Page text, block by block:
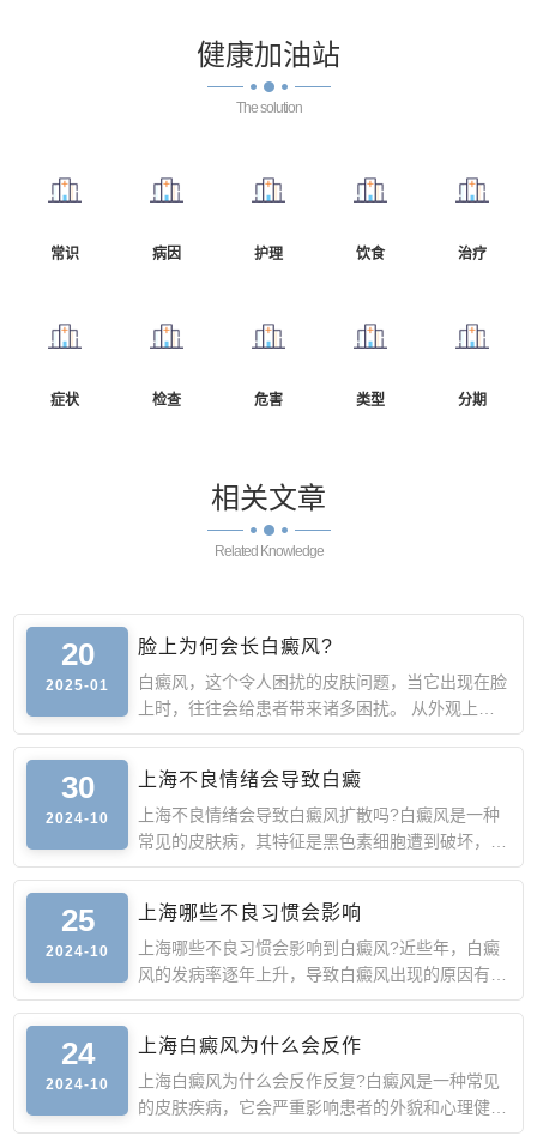
健康加油站
The solution
常识 病因 护理 饮食 治疗
症状 检查 危害 类型 分期
相关文章
Related Knowledge
20
2025-01
脸上为何会长白癜风?
白癜风，这个令人困扰的皮肤问题，当它出现在脸
上时，往往会给患者带来诸多困扰。 从外观上
看，脸上长白癜风会
30
2024-10
上海不良情绪会导致白癜
上海不良情绪会导致白癜风扩散吗?白癜风是一种
常见的皮肤病，其特征是黑色素细胞遭到破坏，导
致皮肤上出现白斑
25
2024-10
上海哪些不良习惯会影响
上海哪些不良习惯会影响到白癜风?近些年，白癜
风的发病率逐年上升，导致白癜风出现的原因有很
多，其中很多人因
24
2024-10
上海白癜风为什么会反作
上海白癜风为什么会反作反复?白癜风是一种常见
的皮肤疾病，它会严重影响患者的外貌和心理健